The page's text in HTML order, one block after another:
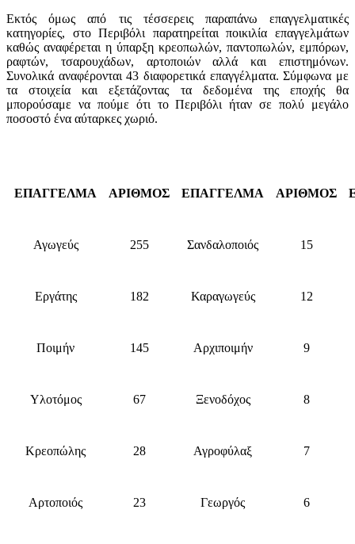
Εκτός όμως από τις τέσσερεις παραπάνω επαγγελματικές
κατηγορίες, στο Περιβόλι παρατηρείται ποικιλία επαγγελμάτων
καθώς αναφέρεται η ύπαρξη κρεοπωλών, παντοπωλών, εμπόρων,
ραφτών, τσαρουχάδων, αρτοποιών αλλά και επιστημόνων.
Συνολικά αναφέρονται 43 διαφορετικά επαγγέλματα. Σύμφωνα με
τα στοιχεία και εξετάζοντας τα δεδομένα της εποχής θα
μπορούσαμε να πούμε ότι το Περιβόλι ήταν σε πολύ μεγάλο
ποσοστό ένα αύταρκες χωριό.
ΕΠΑΓΓΕΛΜΑ ΑΡΙΘΜΟΣ ΕΠΑΓΓΕΛΜΑ ΑΡΙΘΜΟΣ
Αγωγεύς 255 Σανδαλοποιός 15
Εργάτης 182 Καραγωγεύς 12
Ποιμήν 145 Αρχιποιμήν 9
Υλοτόμος 67 Ξενοδόχος 8
Κρεοπώλης 28 Αγροφύλαξ 7
Αρτοποιός 23 Γεωργός 6